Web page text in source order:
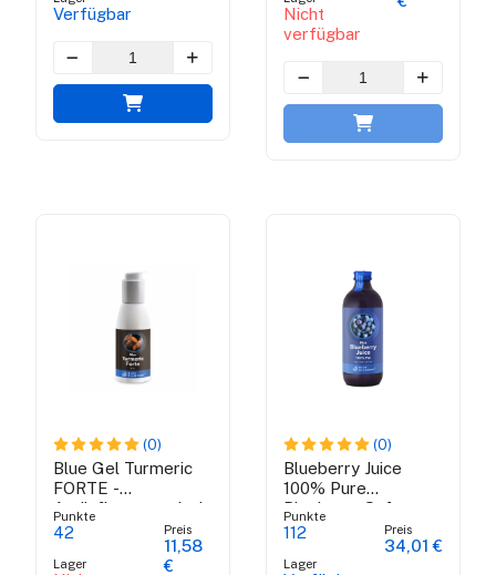
Verfügbar
Nicht
verfügbar
(0)
Blue Gel Turmeric
FORTE -
Antiinflammatorisches
Gel
Punkte
42
Lager
Preis
11,58
€
(0)
Blueberry Juice
100% Pure
Blueberry Saft
100% Pure Organic
Punkte
112
Lager
Preis
34,01 €